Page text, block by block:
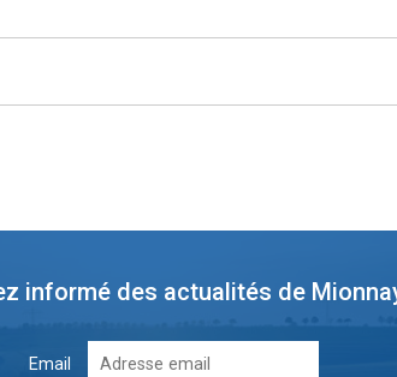
informé des actualités de
Email